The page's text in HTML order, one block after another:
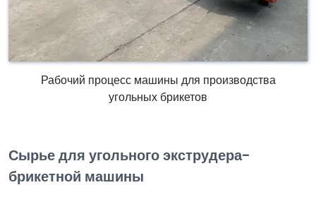
Рабочий процесс машины для производства
угольных брикетов
Сырье для угольного экструдера-
брикетной машины